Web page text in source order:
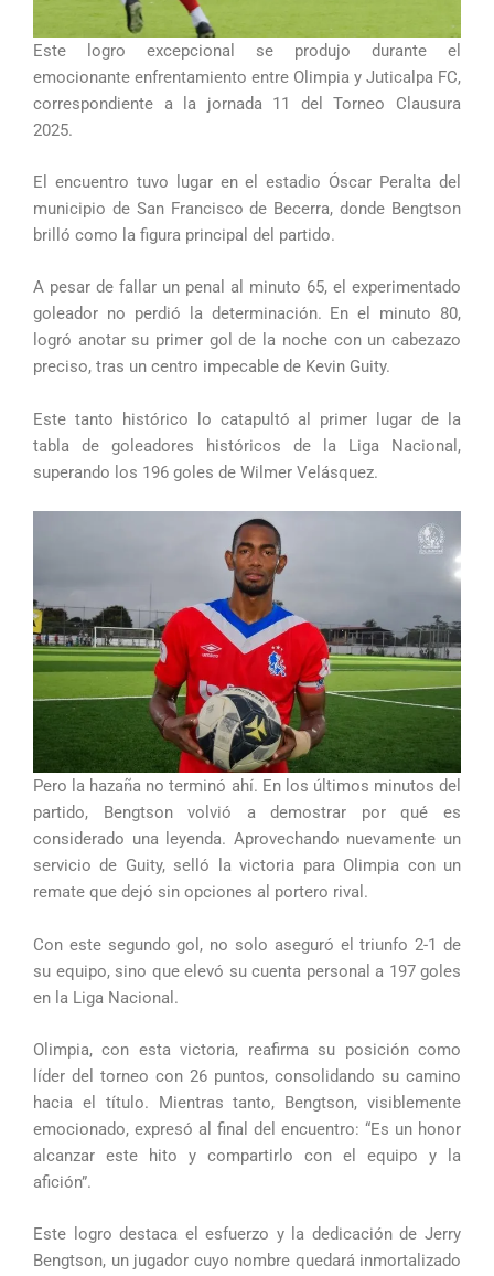
Este logro excepcional se produjo durante el
emocionante enfrentamiento entre Olimpia y Juticalpa FC,
correspondiente a la jornada 11 del Torneo Clausura
2025.
El encuentro tuvo lugar en el estadio Óscar Peralta del
municipio de San Francisco de Becerra, donde Bengtson
brilló como la figura principal del partido.
A pesar de fallar un penal al minuto 65, el experimentado
goleador no perdió la determinación. En el minuto 80,
logró anotar su primer gol de la noche con un cabezazo
preciso, tras un centro impecable de Kevin Guity.
Este tanto histórico lo catapultó al primer lugar de la
tabla de goleadores históricos de la Liga Nacional,
superando los 196 goles de Wilmer Velásquez.
Pero la hazaña no terminó ahí. En los últimos minutos del
partido, Bengtson volvió a demostrar por qué es
considerado una leyenda. Aprovechando nuevamente un
servicio de Guity, selló la victoria para Olimpia con un
remate que dejó sin opciones al portero rival.
Con este segundo gol, no solo aseguró el triunfo 2-1 de
su equipo, sino que elevó su cuenta personal a 197 goles
en la Liga Nacional.
Olimpia, con esta victoria, reafirma su posición como
líder del torneo con 26 puntos, consolidando su camino
hacia el título. Mientras tanto, Bengtson, visiblemente
emocionado, expresó al final del encuentro: “Es un honor
alcanzar este hito y compartirlo con el equipo y la
afición”.
Este logro destaca el esfuerzo y la dedicación de Jerry
Bengtson, un jugador cuyo nombre quedará inmortalizado